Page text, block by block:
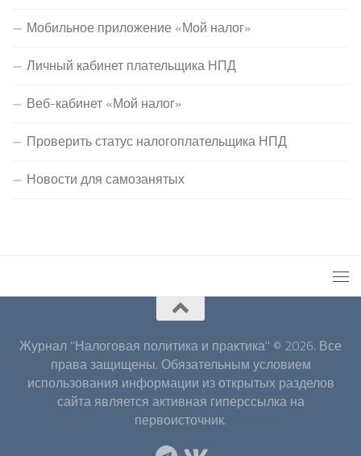
Мобильное приложение «Мой налог»
Личный кабинет плательщика НПД
Веб-кабинет «Мой налог»
Проверить статус налогоплательщика НПД
Новости для самозанятых
Журнал "Налоговая политика и практика" © 2026. Все
права защищены. Обязательным условием
использования информации из открытых разделов
сайта является активная гиперссылка на
первоисточник.